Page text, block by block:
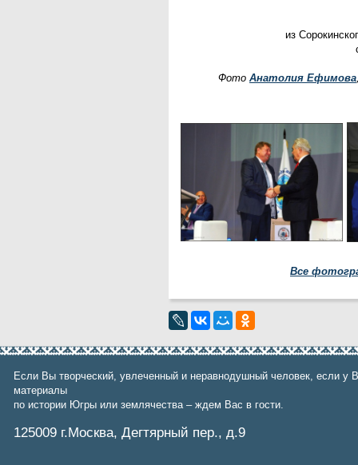
из
Фото Анатолия Ефимова
Все
Если Вы творческий, увлеченный и неравнодушный человек, если у
материалы
по истории Югры или землячества – ждем Вас в гости.
125009 г.Москва, Дегтярный пер., д.9